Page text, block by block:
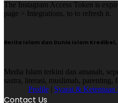
The Instagram Access Token is
page > Integrations, to to refresh it.
Berita Islam dan Dunia Islam
Media Islam terkini dan amanah,
sastra, literasi, muslimah, parenting,
Profile| Syarat & Ketentuan
Contact Us